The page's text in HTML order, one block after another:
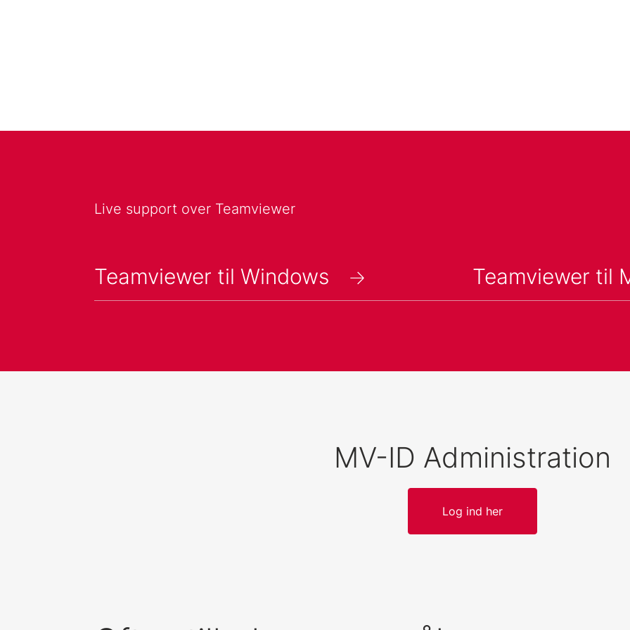
Live support over Teamviewer
Teamviewer til Windows Teamviewer til
MV-ID Administration
Log ind her